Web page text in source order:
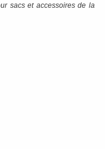
sacs et accessoires de la